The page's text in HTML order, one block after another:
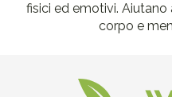
fisici ed emotivi. Aiutano
corpo e